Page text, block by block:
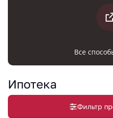
Все
Ипотека
Фильтр